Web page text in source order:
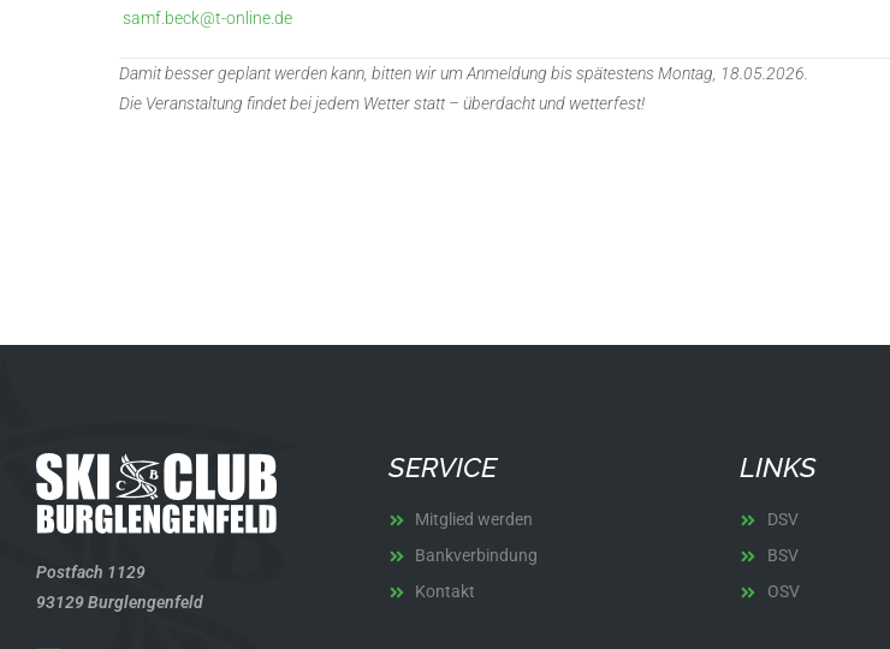
samf.beck@t-online.de
Damit besser geplant werden kann, bitten wir um Anmeldung bis spätestens Montag, 18.05.2026.
Die Veranstaltung findet bei jedem Wetter statt – überdacht und wetterfest!
Postfach 1129
93129 Burglengenfeld
SERVICE
Mitglied werden
Bankverbindung
Kontakt
LINKS
DSV
BSV
OSV